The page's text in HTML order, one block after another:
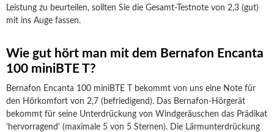
Leistung zu beurteilen, sollten Sie die Gesamt-Testnote von 2,3 (gut)
mit ins Auge fassen.
Wie gut hört man mit dem Bernafon Encanta
100 miniBTE T?
Bernafon Encanta 100 miniBTE T bekommt von uns eine Note für
den Hörkomfort von 2,7 (befriedigend). Das Bernafon-Hörgerät
bekommt für seine Unterdrückung von Windgeräuschen das Prädikat
'hervorragend' (maximale 5 von 5 Sternen). Die Lärmunterdrückung